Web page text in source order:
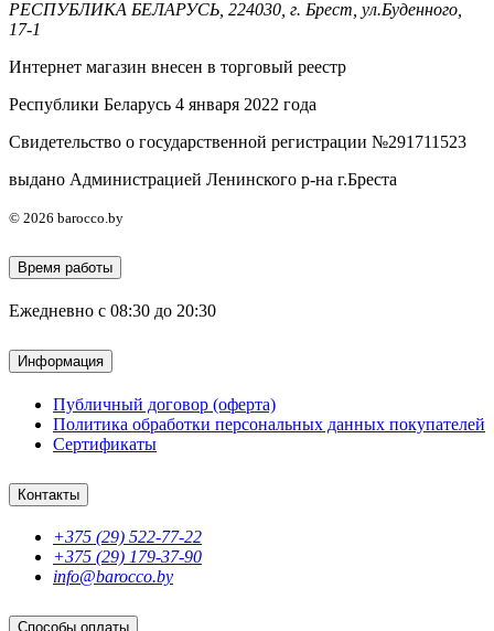
РЕСПУБЛИКА БЕЛАРУСЬ, 224030, г. Брест, ул.Буденного,
17-1
Интернет магазин внесен в торговый реестр
Республики Беларусь 4 января 2022 года
Свидетельство о государственной регистрации №291711523
выдано Администрацией Ленинского р-на г.Бреста
© 2026 barocco.by
Время работы
Ежедневно с 08:30 до 20:30
Информация
Публичный договор (оферта)
Политика обработки персональных данных покупателей
Сертификаты
Контакты
+375 (29) 522-77-22
+375 (29) 179-37-90
info@barocco.by
Способы оплаты